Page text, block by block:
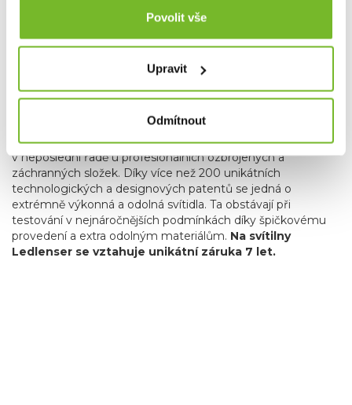
Povolit vše
Upravit
Odmítnout
nacházejí využití nejen v domácnostech a v běžném životě,
ale také u outdoorových nadšenců, extrémních sportovců,
v neposlední řadě u profesionálních ozbrojených a
záchranných složek. Díky více než 200 unikátních
technologických a designových patentů se jedná o
extrémně výkonná a odolná svítidla. Ta obstávají při
testování v nejnáročnějších podmínkách díky špičkovému
provedení a extra odolným materiálům. Na svítilny
Ledlenser se vztahuje unikátní záruka 7 let.